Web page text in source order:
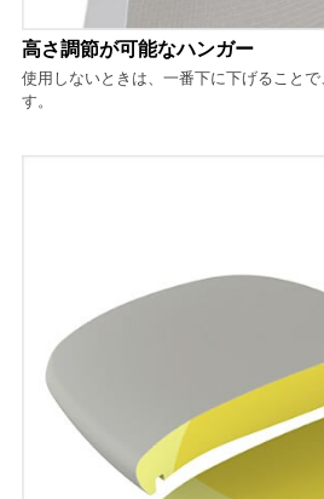
高さ調節が可能なハンガー
使用しないときは、一番下に下げること
す。